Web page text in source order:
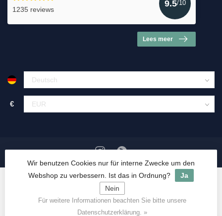
1235 reviews
9.5/10
Lees meer
€
© Copyright 2026 HerbalDrogist.com
Wir benutzen Cookies nur für interne Zwecke um den
Webshop zu verbessern. Ist das in Ordnung?
Ja
Nein
Für weitere Informationen beachten Sie bitte unsere
Datenschutzerklärung. »